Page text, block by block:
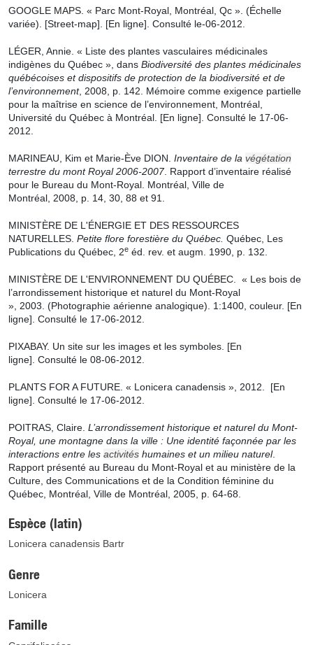
GOOGLE MAPS. « Parc Mont-Royal, Montréal, Qc ». (Échelle
variée). [Street-map].
[En ligne]. Consulté le-06-2012.
LÉGER, Annie. « Liste des plantes vasculaires médicinales
indigènes du Québec », dans Biodiversité des plantes médicinales
québécoises et dispositifs de protection de la biodiversité et de
l’environnement, 2008, p. 142. Mémoire comme exigence partielle
pour la maîtrise en science de l’environnement, Montréal,
Université du Québec à Montréal. [En ligne]. Consulté le 17-06-
2012.
MARINEAU, Kim et Marie-Ève DION. Inventaire de la végétation
terrestre du mont Royal 2006-2007. Rapport d’inventaire réalisé
pour le Bureau du Mont-Royal. Montréal, Ville de
Montréal, 2008, p. 14, 30, 88 et 91.
MINISTÈRE DE L'ÉNERGIE ET DES RESSOURCES
NATURELLES. Petite flore forestière du Québec. Québec, Les
Publications du Québec, 2e éd. rev. et augm. 1990, p. 132.
MINISTÈRE DE L'ENVIRONNEMENT DU QUÉBEC. « Les bois de
l’arrondissement historique et naturel du Mont-Royal
», 2003. (Photographie aérienne analogique). 1:1400, couleur. [En
ligne]. Consulté le 17-06-2012.
PIXABAY. Un site sur les images et les symboles. [En
ligne]. Consulté le 08-06-2012.
PLANTS FOR A FUTURE. « Lonicera canadensis », 2012.
[En
ligne]. Consulté le 17-06-2012.
POITRAS, Claire. L’arrondissement historique et naturel du Mont-
Royal, une montagne dans la ville : Une identité façonnée par les
interactions entre les activités humaines et un milieu naturel.
Rapport présenté au Bureau du Mont-Royal et au ministère de la
Culture, des Communications et de la Condition féminine du
Québec, Montréal, Ville de Montréal, 2005, p. 64-68.
Espèce (latin)
Lonicera canadensis Bartr
Genre
Lonicera
Famille